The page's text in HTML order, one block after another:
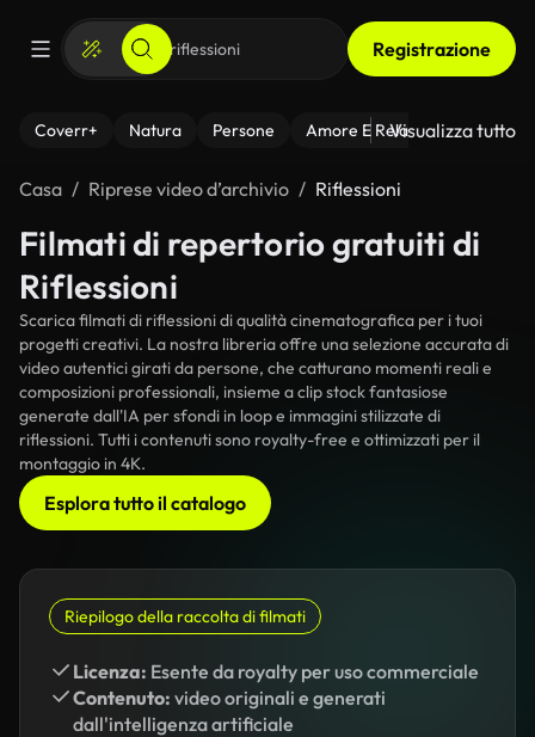
Registrazione
Coverr+ Natura Persone Amore E Relazioni Il
Visualizza tutto
Casa Riprese video d’archivio Riflessioni
Filmati di repertorio gratuiti di
Riflessioni
Scarica filmati di riflessioni di qualità cinematografica per i tuoi
progetti creativi. La nostra libreria offre una selezione accurata di
video autentici girati da persone, che catturano momenti reali e
composizioni professionali, insieme a clip stock fantasiose
generate dall'IA per sfondi in loop e immagini stilizzate di
riflessioni. Tutti i contenuti sono royalty-free e ottimizzati per il
montaggio in 4K.
Esplora tutto il catalogo
Riepilogo della raccolta di filmati
Licenza: Esente da royalty per uso commerciale
Contenuto: video originali e generati
dall'intelligenza artificiale